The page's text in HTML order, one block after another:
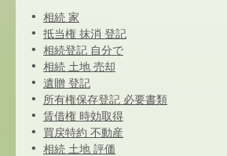
相続 家
抵当権 抹消 登記
相続登記 自分で
相続 土地 売却
遺贈 登記
所有権保存登記 必要書類
賃借権 時効取得
買戻特約 不動産
相続 土地 評価